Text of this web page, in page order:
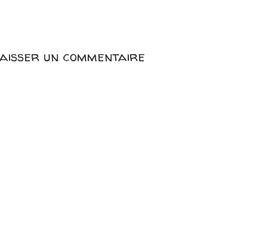
un commentaire